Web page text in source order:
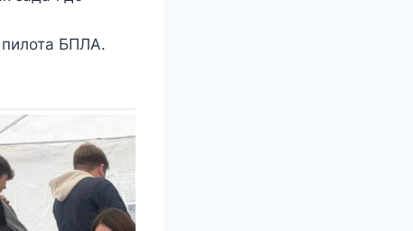
БПЛА.